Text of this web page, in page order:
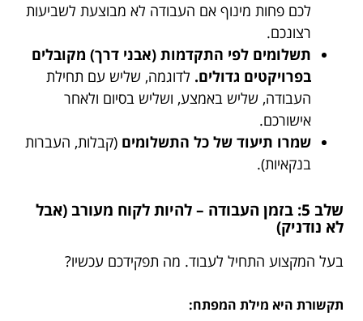
לכם פחות מינוף אם העבודה לא מבוצעת לשביעות
רצונכם.
תשלומים לפי התקדמות (אבני דרך) מקובלים
בפרויקטים גדולים. לדוגמה, שליש עם תחילת
העבודה, שליש באמצע, ושליש בסיום ולאחר
אישורכם.
שמרו תיעוד של כל התשלומים (קבלות, העברות
בנקאיות).
שלב 5: בזמן העבודה – להיות לקוח מעורב (אבל
לא נודניק)
בעל המקצוע התחיל לעבוד. מה תפקידכם עכשיו?
תקשורת היא מילת המפתח: